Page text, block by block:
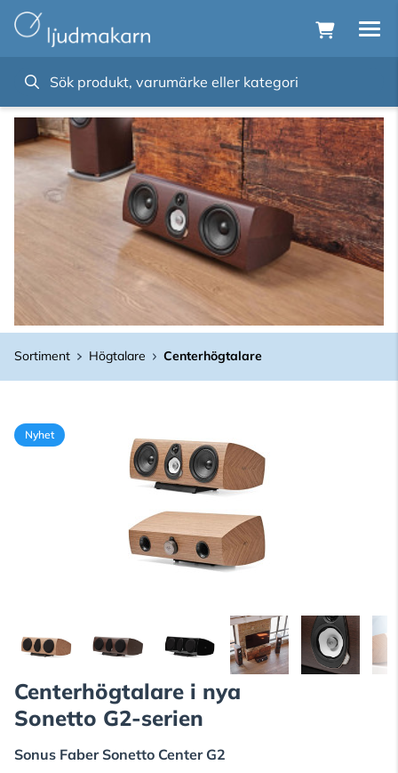
Sortiment Högtalare Centerhögtalare
Nyhet
Centerhögtalare i nya
Sonetto G2-serien
Sonus Faber Sonetto Center G2